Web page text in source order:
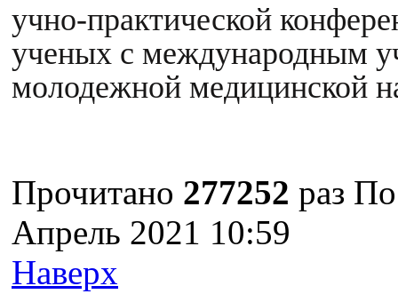
учно-практической
ученых с международным
молодежной медицинской
Прочитано 277252 раз
Апрель 2021 10:59
Наверх